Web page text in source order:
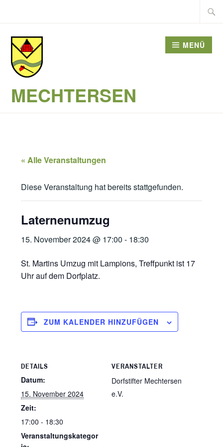
springen
Suche
MECHTERSEN
MENÜ
« Alle Veranstaltungen
Diese Veranstaltung hat bereits stattgefunden.
Laternenumzug
15. November 2024 @ 17:00 - 18:30
St. Martins Umzug mit Lampions, Treffpunkt ist 17
Uhr auf dem Dorfplatz.
ZUM KALENDER HINZUFÜGEN
DETAILS
Datum:
15. November 2024
Zeit:
17:00 - 18:30
Veranstaltungskategor
VERANSTALTER
Dorfstifter Mechtersen
e.V.